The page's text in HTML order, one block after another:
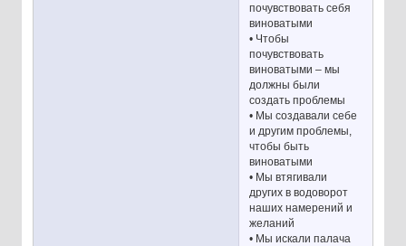
почувствовать себя
виноватыми
• Чтобы
почувствовать
виноватыми – мы
должны были
создать проблемы
• Мы создавали себе
и другим проблемы,
чтобы быть
виноватыми
• Мы втягивали
других в водоворот
наших намерений и
желаний
• Мы искали палача